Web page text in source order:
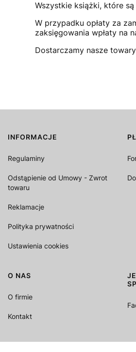
Wszystkie książki, które
W przypadku opłaty za
zaksięgowania wpłaty na
Dostarczamy nasze
Linki w stopce
INFORMACJE
Regulaminy
Odstąpienie od Umowy - Zwrot
towaru
Reklamacje
Polityka prywatności
Ustawienia cookies
O NAS
O firmie
Kontakt